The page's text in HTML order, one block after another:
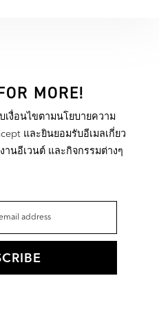
MORE!
งื่อนไขตามนโยบายความ
และยินยอมรับอีเมลเกี่ยว
นอีเวนต์ และกิจกรรมต่างๆ